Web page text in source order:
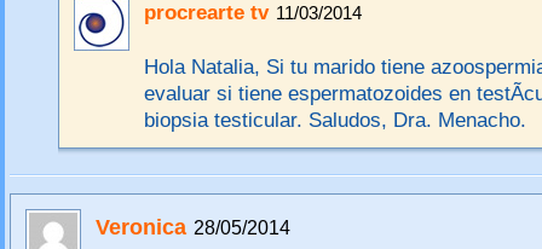
procrearte tv 11/03/2014
Hola Natalia, Si tu marido tiene
evaluar si tiene espermatozoides en
biopsia testicular. Saludos, Dra. Menacho.
Veronica 28/05/2014